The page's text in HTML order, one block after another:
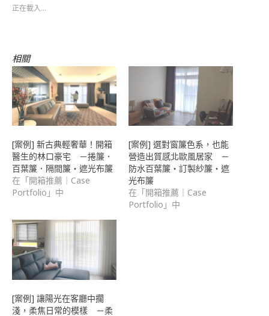
至
Facebook(在
給
視
窗
中
開
正在載入...
相關
[案例] 新古典輕奢華！開箱
醫生的林口豪宅 －捲簾．
百葉簾．隔間簾・遮光布簾
在「開箱推薦｜Case
Portfolio」中
[案例] 選對窗簾色系，也能
營造出質感北歐風居家 －
防水百葉簾・訂製紗簾・遮
光布簾
在「開箱推薦｜Case
Portfolio」中
[案例] 讓陽光在客廳中擱
淺，柔焦日常的模樣 －柔